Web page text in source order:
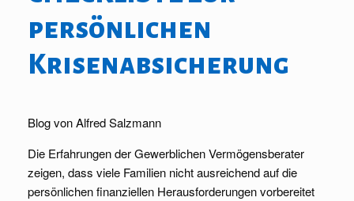
persönlichen
Krisenabsicherung
Blog von Alfred Salzmann
Die Erfahrungen der Gewerblichen Vermögensberater
zeigen, dass viele Familien nicht ausreichend auf die
persönlichen finanziellen Herausforderungen vorbereitet